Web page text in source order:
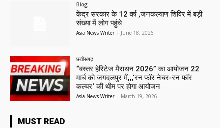
Blog
केंद्र सरकार के 12 वर्ष ,जनकल्याण शिविर में बड़ी
संख्या में लोग पहुंचे
Asia News Writer - June 18, 2026
छत्तीसगढ़
“बस्तर हेरिटेज मैराथन 2026” का आयोजन 22
मार्च को जगदलपुर में,,,‘रन फॉर नेचर-रन फॉर
कल्चर‘ की थीम पर होगा आयोजन
Asia News Writer - March 19, 2026
MUST READ